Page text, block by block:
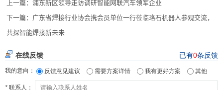
上一篇：浦东新区领导走访调研智能网联汽车领军企业
下一篇： 广东省焊接行业协会携会员单位一行莅临珞石机器人参观交流，
共探智能焊接新未来